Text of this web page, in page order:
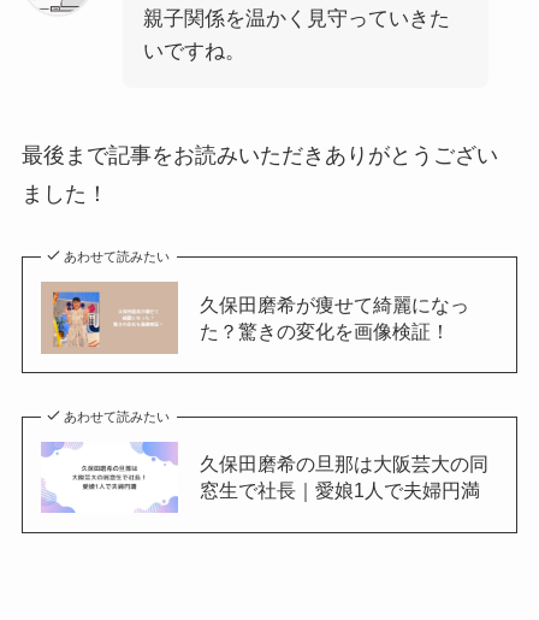
親子関係を温かく見守っていきた
いですね。
最後まで記事をお読みいただきありがとうござい
ました！
あわせて読みたい
久保田磨希が痩せて綺麗になっ
た？驚きの変化を画像検証！
あわせて読みたい
久保田磨希の旦那は大阪芸大の同
窓生で社長｜愛娘1人で夫婦円満